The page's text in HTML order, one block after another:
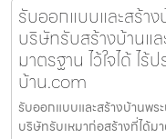
รับออกแบบและสร้า
บริษัทรับสร้างบ้านแ
มาตรฐาน ไว้ใจได้ ไ
บ้าน.com
รับออกแบบและสร้างบ้านพร
บริษัทรับเหมาก่อสร้างที่ได้มา